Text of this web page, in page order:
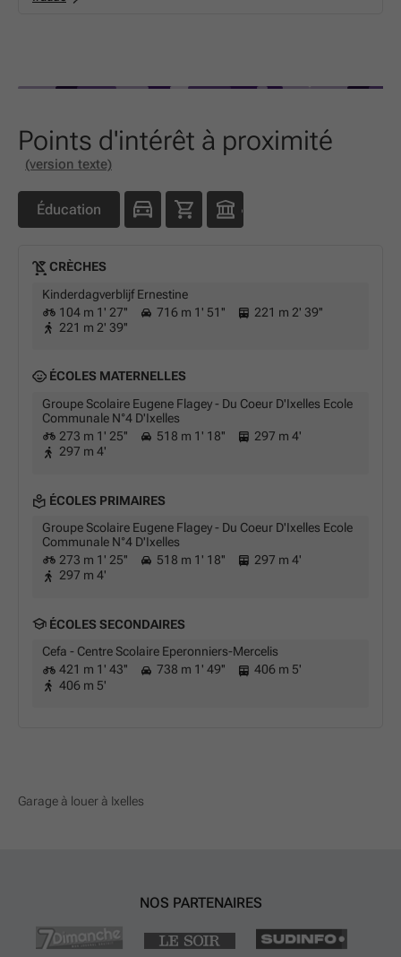
Points d'intérêt à proximité
(version texte)
Éducation
CRÈCHES
Kinderdagverblijf Ernestine
104 m 1' 27''
716 m 1' 51''
221 m 2' 39''
221 m 2' 39''
ÉCOLES MATERNELLES
Groupe Scolaire Eugene Flagey - Du Coeur D'Ixelles Ecole
Communale N°4 D'Ixelles
273 m 1' 25''
518 m 1' 18''
297 m 4'
297 m 4'
ÉCOLES PRIMAIRES
Groupe Scolaire Eugene Flagey - Du Coeur D'Ixelles Ecole
Communale N°4 D'Ixelles
273 m 1' 25''
518 m 1' 18''
297 m 4'
297 m 4'
ÉCOLES SECONDAIRES
Cefa - Centre Scolaire Eperonniers-Mercelis
421 m 1' 43''
738 m 1' 49''
406 m 5'
406 m 5'
Garage à louer à Ixelles
NOS PARTENAIRES